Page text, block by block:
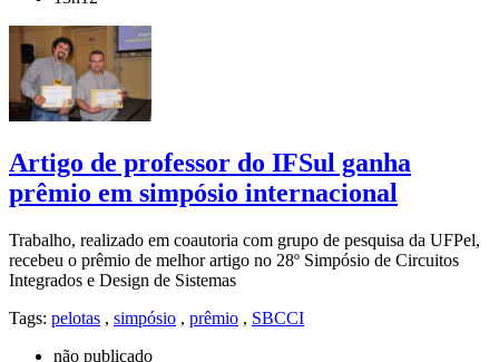
Artigo de professor do IFSul ganha
prêmio em simpósio internacional
Trabalho, realizado em coautoria com grupo de pesquisa da UFPel,
recebeu o prêmio de melhor artigo no 28º Simpósio de Circuitos
Integrados e Design de Sistemas
Tags: pelotas , simpósio , prêmio , SBCCI
não publicado